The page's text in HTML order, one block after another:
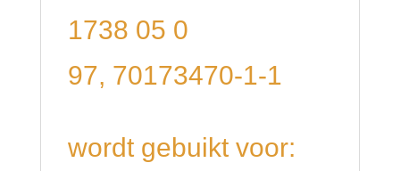
1738 05 0
97, 70173470-1-1
wordt gebuikt voor: